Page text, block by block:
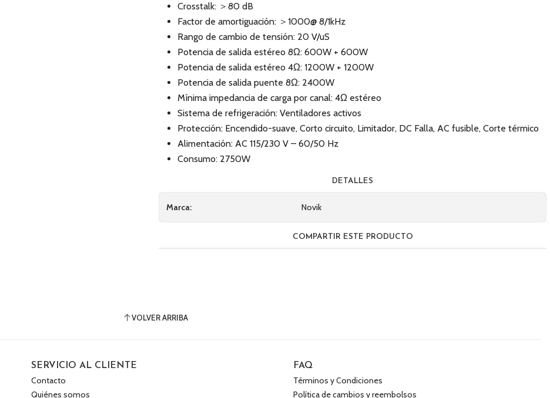
Crosstalk: ＞80 dB
Factor de amortiguación: ＞1000@ 8­/1kHz
Rango de cambio de tensión: 20 V/uS
Potencia de salida estéreo 8Ω: 600W + 600W
Potencia de salida estéreo 4Ω: 1200W + 1200W
Potencia de salida puente 8Ω: 2400W
Mínima impedancia de carga por canal: 4Ω estéreo
Sistema de refrigeración: Ventiladores activos
Protección: Encendido-suave, Corto circuito, Limitador, DC Falla, AC fusible, Corte térmico
Alimentación: AC 115/230 V – 60/50 Hz
Consumo: 2750W
DETALLES
Marca: Novik
COMPARTIR ESTE PRODUCTO
VOLVER ARRIBA
SERVICIO AL CLIENTE
Contacto
Quiénes somos
FAQ
Términos y Condiciones
Política de cambios y reembolsos